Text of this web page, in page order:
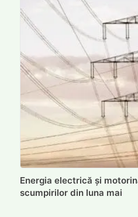
Energia electrică și
scumpirilor din luna mai